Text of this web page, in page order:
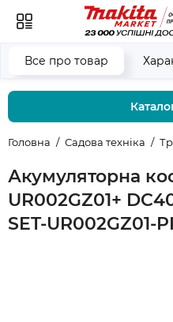
Головна Садова техніка
Акумуляторна
UR002GZ01+
SET-UR002GZ01-
Все про товар